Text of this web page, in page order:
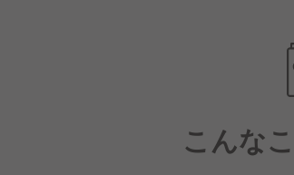
こんな